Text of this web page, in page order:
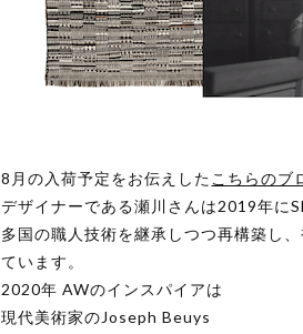
8月の入荷予定をお伝えした こちらのブ
デザイナーである瀬川さんは2019年に
多国の職人技術を継承しつつ再構築し
ています。
2020年 AWのインスパイアは
現代美術家のJoseph Beuys